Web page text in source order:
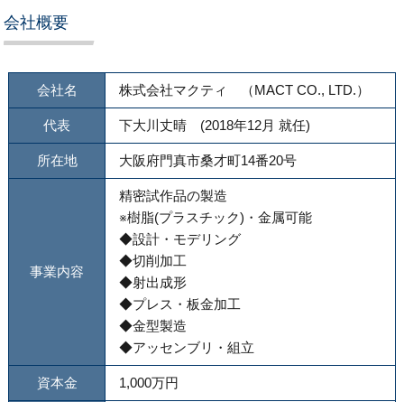
会社概要
会社名 株式会社マクティ （MACT CO., LTD.）
代表 下大川丈晴 (2018年12月 就任)
所在地 大阪府門真市桑才町14番20号
事業内容
精密試作品の製造
※樹脂(プラスチック)・金属可能
◆設計・モデリング
◆切削加工
◆射出成形
◆プレス・板金加工
◆金型製造
◆アッセンブリ・組立
資本金 1,000万円